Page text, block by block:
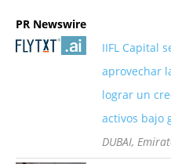
PR Newswire
IIFL Capital
aprovechar
lograr un
activos bajo
DUBAI,